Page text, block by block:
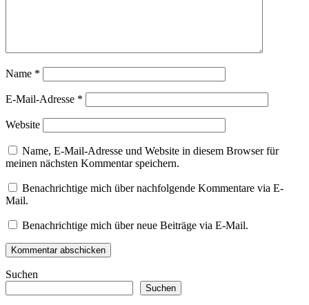
Name *
E-Mail-Adresse *
Website
Name, E-Mail-Adresse und Website in diesem Browser für
meinen nächsten Kommentar speichern.
Benachrichtige mich über nachfolgende Kommentare via E-
Mail.
Benachrichtige mich über neue Beiträge via E-Mail.
Suchen
Suchen